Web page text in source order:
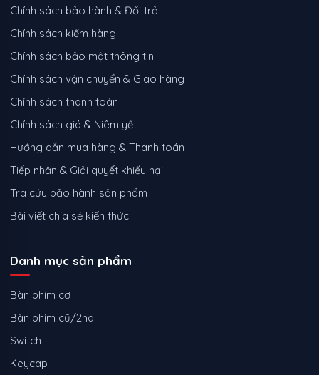
Chính sách bảo hành & Đổi trả
Chính sách kiểm hàng
Chính sách bảo mật thông tin
Chính sách vận chuyển & Giao hàng
Chính sách thanh toán
Chính sách giá & Niêm yết
Hướng dẫn mua hàng & Thanh toán
Tiếp nhận & Giải quyết khiếu nại
Tra cứu bảo hành sản phẩm
Bài viết chia sẻ kiến thức
Danh mục sản phẩm
Bàn phím cơ
Bàn phím cũ/2nd
Switch
Keycap